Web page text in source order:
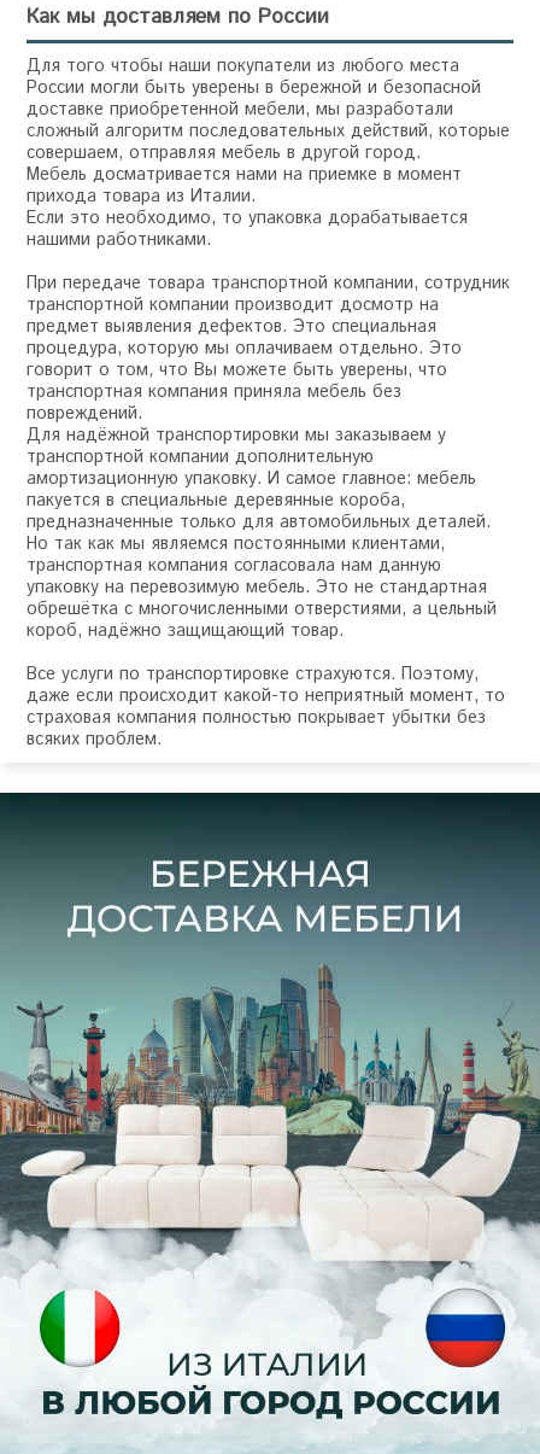
Как мы доставляем по России
Для того чтобы наши покупатели из любого места
России могли быть уверены в бережной и безопасной
доставке приобретенной мебели, мы разработали
сложный алгоритм последовательных действий, которые
совершаем, отправляя мебель в другой город.
Мебель досматривается нами на приемке в момент
прихода товара из Италии.
Если это необходимо, то упаковка дорабатывается
нашими работниками.
При передаче товара транспортной компании, сотрудник
транспортной компании производит досмотр на
предмет выявления дефектов. Это специальная
процедура, которую мы оплачиваем отдельно. Это
говорит о том, что Вы можете быть уверены, что
транспортная компания приняла мебель без
повреждений.
Для надёжной транспортировки мы заказываем у
транспортной компании дополнительную
амортизационную упаковку. И самое главное: мебель
пакуется в специальные деревянные короба,
предназначенные только для автомобильных деталей.
Но так как мы являемся постоянными клиентами,
транспортная компания согласовала нам данную
упаковку на перевозимую мебель. Это не стандартная
обрешётка с многочисленными отверстиями, а цельный
короб, надёжно защищающий товар.
Все услуги по транспортировке страхуются. Поэтому,
даже если происходит какой-то неприятный момент, то
страховая компания полностью покрывает убытки без
всяких проблем.